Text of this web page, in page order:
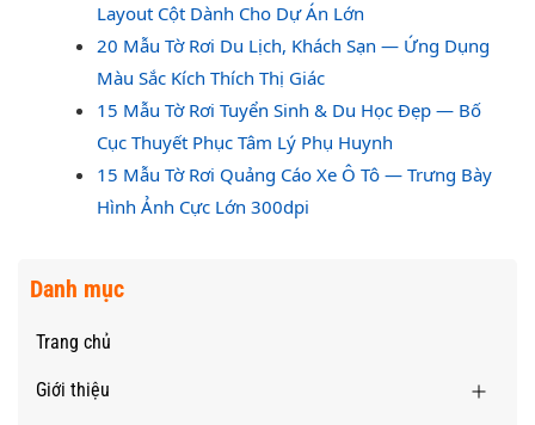
Layout Cột Dành Cho Dự Án Lớn
20 Mẫu Tờ Rơi Du Lịch, Khách Sạn — Ứng Dụng
Màu Sắc Kích Thích Thị Giác
15 Mẫu Tờ Rơi Tuyển Sinh & Du Học Đẹp — Bố
Cục Thuyết Phục Tâm Lý Phụ Huynh
15 Mẫu Tờ Rơi Quảng Cáo Xe Ô Tô — Trưng Bày
Hình Ảnh Cực Lớn 300dpi
Danh mục
Trang chủ
Giới thiệu